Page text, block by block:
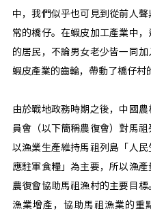
中，我們似乎也可見到從前人
常的橋仔。在蝦皮加工產業中，
的居民，不論男女老少皆一同
蝦皮產業的齒輪，帶動了橋仔村
由於戰地政務時期之後，中國
員會（以下簡稱農復會）對馬
以漁業生產維持馬祖列島「人民
應駐軍食糧」為主要，所以漁
農復會協助馬祖漁村的主要目標
漁業增產，協助馬祖漁業的重